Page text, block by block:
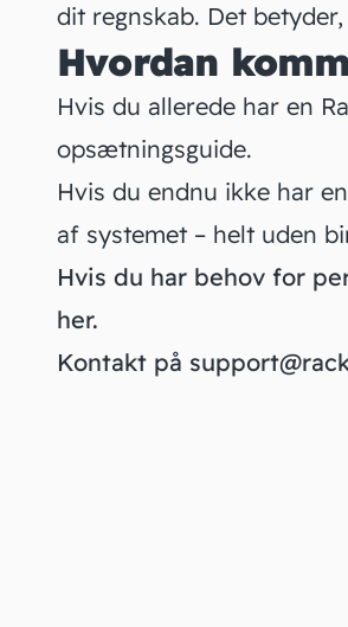
dit regnskab. Det
Hvordan
Hvis du allerede har en
opsætningsguide.
Hvis du endnu ikke har
af systemet – helt uden
Hvis du har behov for
her.
Kontakt på